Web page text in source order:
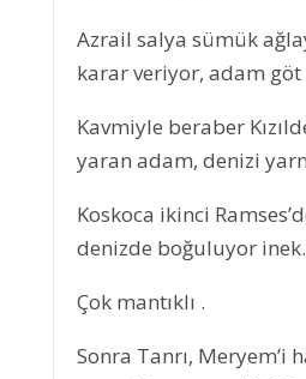
Azrail salya sümük
karar veriyor, adam
Kavmiyle beraber
yaran adam, denizi
Koskoca ikinci
denizde boğuluyor
Çok mantıklı .
Sonra Tanrı,